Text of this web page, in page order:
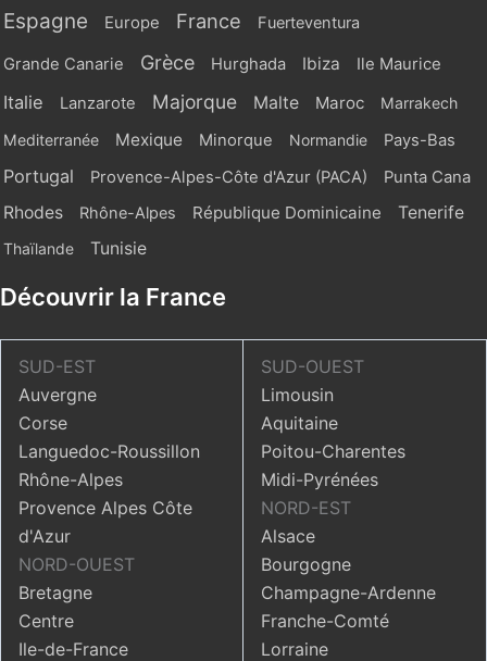
Espagne Europe France Fuerteventura
Grande Canarie Grèce Hurghada Ibiza Ile Maurice
Italie Lanzarote Majorque Malte Maroc
Marrakech
Mediterranée
Mexique Minorque Normandie Pays-Bas
Portugal Provence-Alpes-Côte d'Azur (PACA) Punta Cana
Rhodes Rhône-Alpes République Dominicaine Tenerife
Thaïlande Tunisie
Découvrir la France
SUD-EST
Auvergne
Corse
Languedoc-Roussillon
Rhône-Alpes
Provence Alpes Côte
d'Azur
NORD-OUEST
Bretagne
Centre
Ile-de-France
SUD-OUEST
Limousin
Aquitaine
Poitou-Charentes
Midi-Pyrénées
NORD-EST
Alsace
Bourgogne
Champagne-Ardenne
Franche-Comté
Lorraine